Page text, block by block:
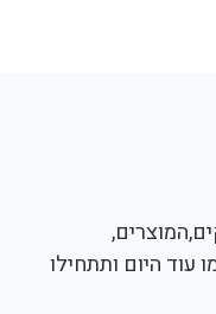
עוד היום ותתחילו